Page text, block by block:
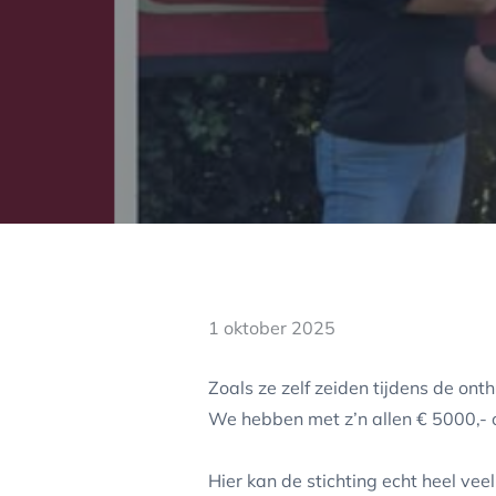
Posted
1 oktober 2025
Zoals ze zelf zeiden tijdens de
We hebben met z’n allen € 5000,-
Hier kan de stichting echt heel